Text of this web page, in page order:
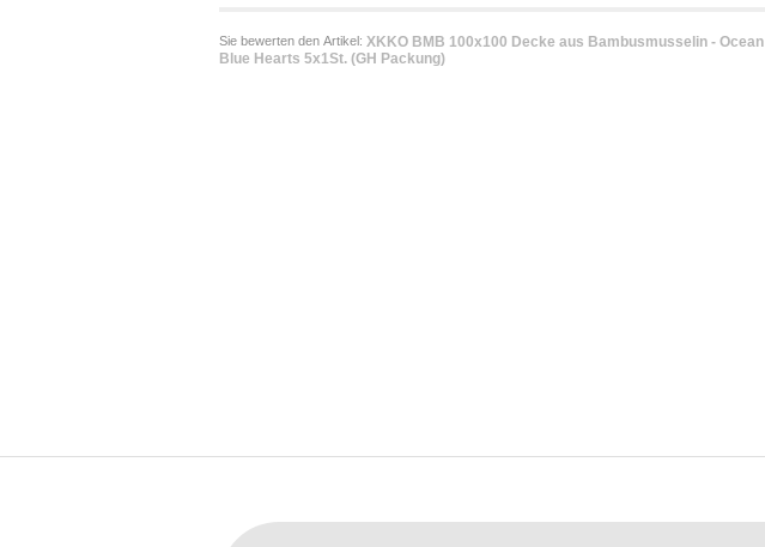
Sie bewerten den Artikel: XKKO BMB 100x100 Decke aus Bambusmusselin - Ocean
Blue Hearts 5x1St. (GH Packung)